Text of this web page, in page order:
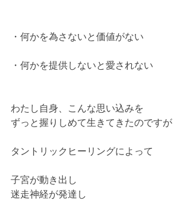
・何かを為さないと価値がない
・何かを提供しないと愛されない
わたし自身、こんな思い込みを
ずっと握りしめて生きてきたのですが
タントリックヒーリングによって
子宮が動き出し
迷走神経が発達し